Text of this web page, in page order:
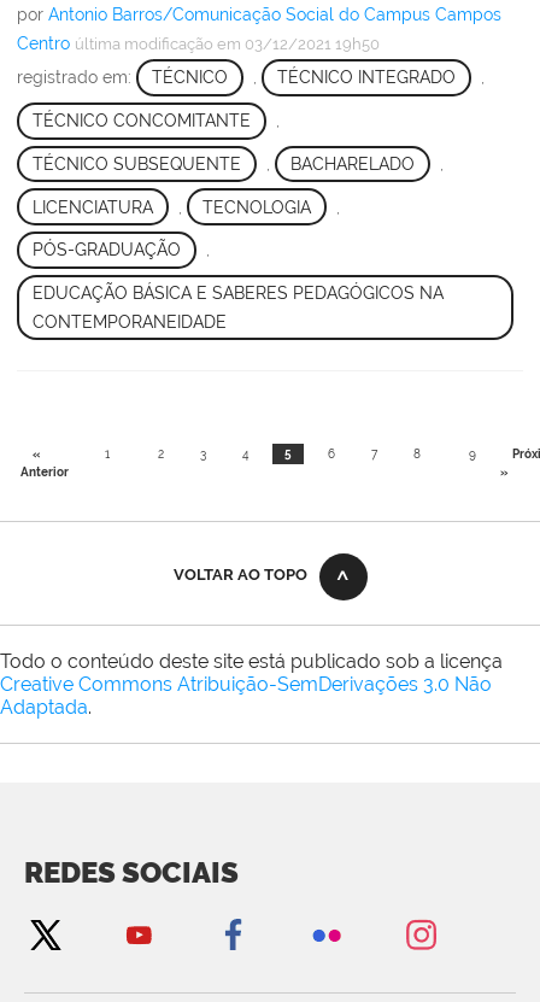
por Antonio Barros/Comunicação Social do Campus Campos
Centro última modificação em 03/12/2021 19h50
registrado em: TÉCNICO , TÉCNICO INTEGRADO ,
TÉCNICO CONCOMITANTE
TÉCNICO SUBSEQUENTE BACHARELADO
LICENCIATURA TECNOLOGIA
PÓS-GRADUAÇÃO ,
EDUCAÇÃO BÁSICA E SABERES PEDAGÓGICOS NA
CONTEMPORANEIDADE
«
Anterior
1 2 3 4 5 6 7 8 9
»
VOLTAR AO TOPO
Todo o conteúdo deste site está publicado sob a licença
Creative Commons Atribuição-SemDerivações 3.0 Não
Adaptada.
REDES SOCIAIS